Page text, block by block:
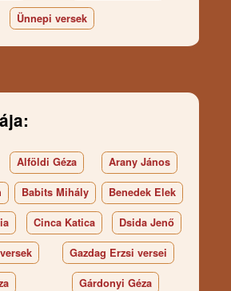
Ünnepi versek
Alföldi Géza Arany János
Babits Mihály Benedek Elek
Cinca Katica Dsida Jenő
Gazdag Erzsi versei
Gárdonyi Géza